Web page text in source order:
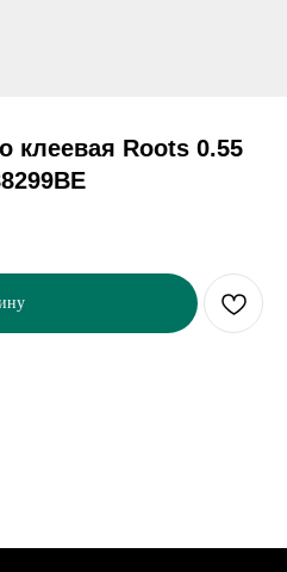
клеевая Roots 0.55